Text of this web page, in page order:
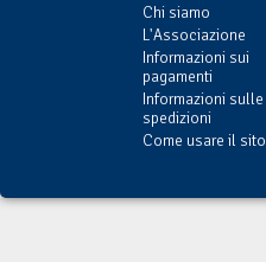
Chi siamo
L'Associazione
Informazioni sui
pagamenti
Informazioni sulle
spedizioni
Come usare il sito